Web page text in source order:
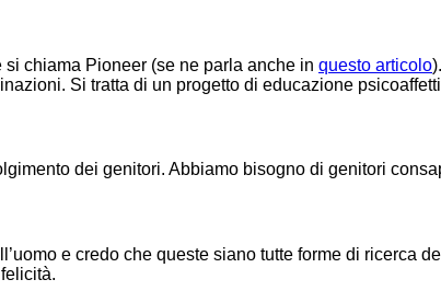
chiama Pioneer (se ne parla anche in questo articolo
Si tratta di un progetto di educazione
dei genitori. Abbiamo bisogno di genitori
e credo che queste siano tutte forme di